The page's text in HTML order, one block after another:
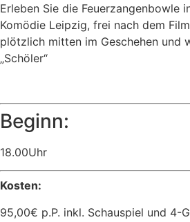
Erleben Sie die Feuerzangenbowle
Komödie Leipzig, frei nach dem
plötzlich mitten im Geschehen und
„Schöler“
Beginn:
18.00Uhr
Kosten:
95,00€ p.P. inkl. Schauspiel und 4-